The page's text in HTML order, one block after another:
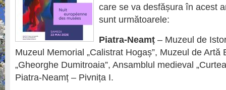
care se va desfășura în acest
sunt următoarele:
Piatra-Neamț – Muzeul de
Muzeul Memorial „Calistrat Hogaș”, Muzeul de Artă
„Gheorghe Dumitroaia”, Ansamblul medieval
Piatra-Neamț – Pivnița I.